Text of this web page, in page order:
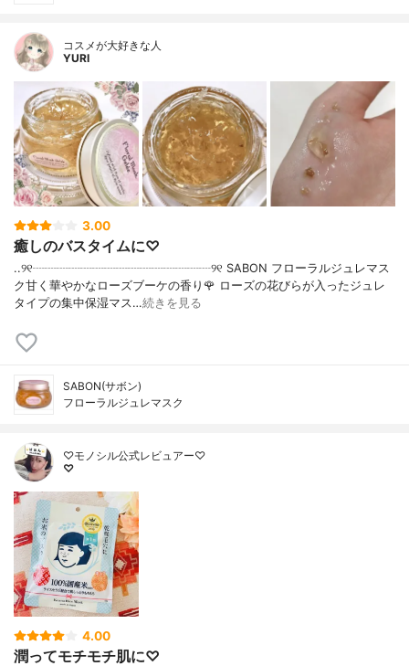
コスメが大好きな人
YURI
3.00
癒しのバスタイムに♡
..୨୧┈┈┈┈┈┈┈┈┈┈┈┈┈┈┈୨୧ SABON フローラルジュレマス
ク甘く華やかなローズブーケの香り🌹 ローズの花びらが入ったジュレ
タイプの集中保湿マス…続きを見る
SABON(サボン)
フローラルジュレマスク
♡モノシル公式レビュアー♡
♡
4.00
潤ってモチモチ肌に♡